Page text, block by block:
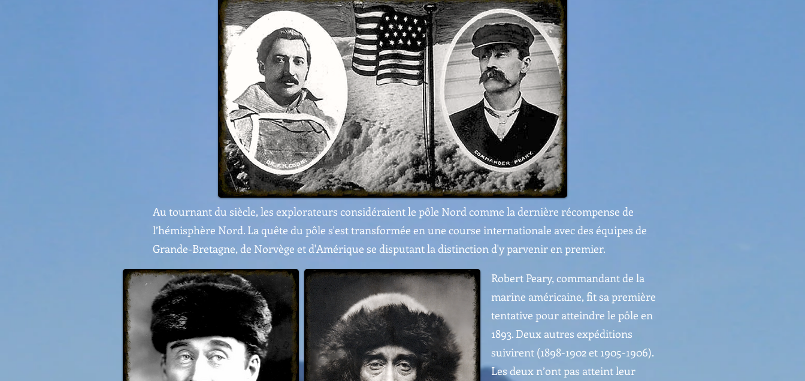
Au tournant du siècle, les explorateurs considéraient le pôle Nord comme la dernière récompense de
l’hémisphère Nord. La quête du pôle s'est transformée en une course internationale avec des équipes de
Grande-Bretagne, de Norvège et d'Amérique se disputant la distinction d'y parvenir en premier.
Robert Peary, commandant de la
marine américaine, fit sa première
tentative pour atteindre le pôle en
1893. Deux autres expéditions
suivirent (1898-1902 et 1905-1906).
Les deux n’ont pas atteint leur